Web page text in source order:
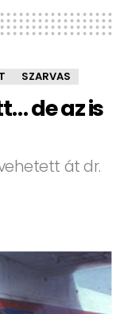
SZARVAS
de az is
át dr.